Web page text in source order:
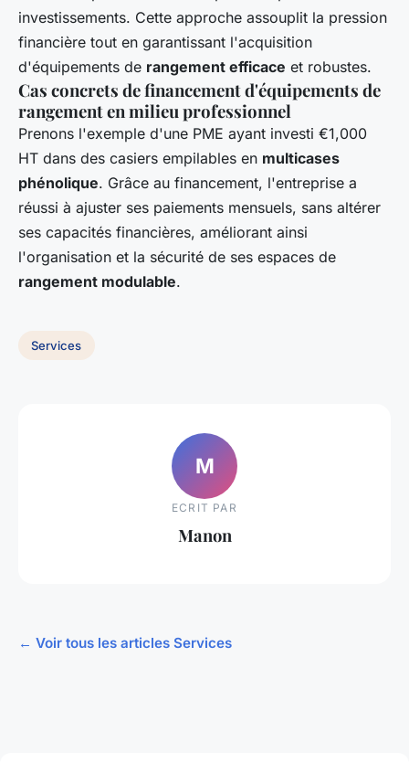
investissements. Cette approche assouplit la pression
financière tout en garantissant l'acquisition
d'équipements de rangement efficace et robustes.
Cas concrets de financement d'équipements de
rangement en milieu professionnel
Prenons l'exemple d'une PME ayant investi €1,000
HT dans des casiers empilables en multicases
phénolique. Grâce au financement, l'entreprise a
réussi à ajuster ses paiements mensuels, sans altérer
ses capacités financières, améliorant ainsi
l'organisation et la sécurité de ses espaces de
rangement modulable.
Services
M
ECRIT PAR
Manon
← Voir tous les articles Services